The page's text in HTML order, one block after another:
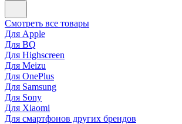
Смотреть все товары
Для Apple
Для BQ
Для Highscreen
Для Meizu
Для OnePlus
Для Samsung
Для Sony
Для Xiaomi
Для смартфонов других брендов